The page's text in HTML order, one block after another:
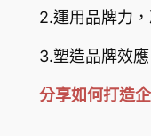
2.運用品牌力
3.塑造品牌效
分享如何打造